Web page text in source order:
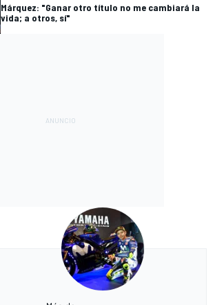
Márquez: "Ganar otro título no me cambiará la
vida; a otros, sí"